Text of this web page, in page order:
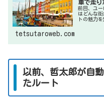
車で走
前回、ユ
はどんな
トの魅力
ますね。
tetsutaroweb.com
以前、哲太郎が自
たルート